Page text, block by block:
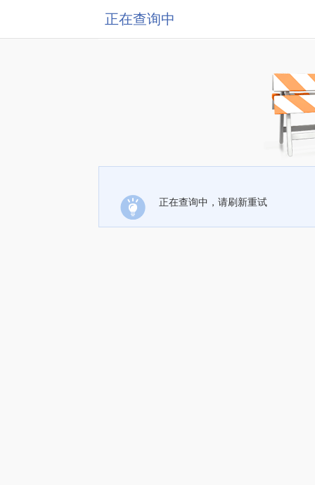
正在查询中
正在查询中，请刷新重试